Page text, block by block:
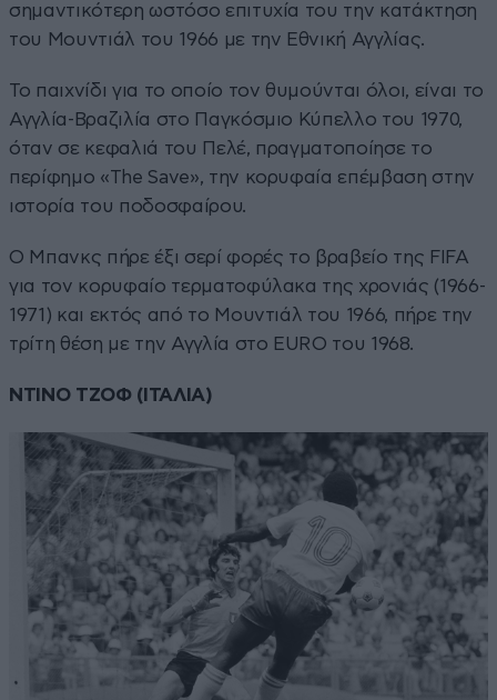
σημαντικότερη ωστόσο επιτυχία του την κατάκτηση
του Μουντιάλ του 1966 με την Εθνική Αγγλίας.
Το παιχνίδι για το οποίο τον θυμούνται όλοι, είναι το
Αγγλία-Βραζιλία στο Παγκόσμιο Κύπελλο του 1970,
όταν σε κεφαλιά του Πελέ, πραγματοποίησε το
περίφημο «The Save», την κορυφαία επέμβαση στην
ιστορία του ποδοσφαίρου.
Ο Μπανκς πήρε έξι σερί φορές το βραβείο της FIFA
για τον κορυφαίο τερματοφύλακα της χρονιάς (1966-
1971) και εκτός από το Μουντιάλ του 1966, πήρε την
τρίτη θέση με την Αγγλία στο EURO του 1968.
ΝΤΙΝΟ ΤΖΟΦ (ΙΤΑΛΙΑ)